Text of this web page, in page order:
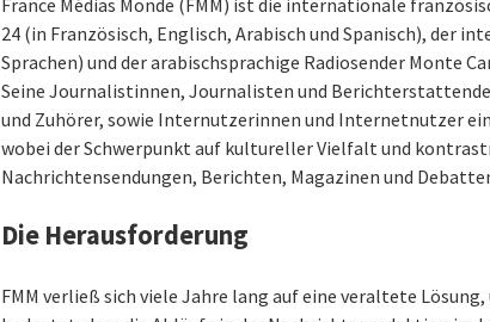
France Médias Monde (FMM) ist die internationale
24 (in Französisch, Englisch, Arabisch und Spanisch), der
Sprachen) und der arabischsprachige Radiosender Monte
Seine Journalistinnen, Journalisten und
und Zuhörer, sowie Internutzerinnen und Internetnutzer
wobei der Schwerpunkt auf kultureller Vielfalt und
Nachrichtensendungen, Berichten, Magazinen und
Die Herausforderung
FMM verließ sich viele Jahre lang auf eine veraltete